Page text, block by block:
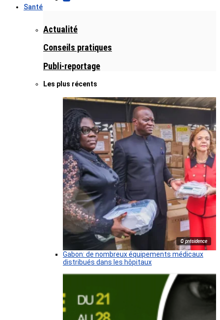
Santé
Actualité
Conseils pratiques
Publi-reportage
Les plus récents
© présidence
Gabon: de nombreux équipements médicaux
distribués dans les hôpitaux